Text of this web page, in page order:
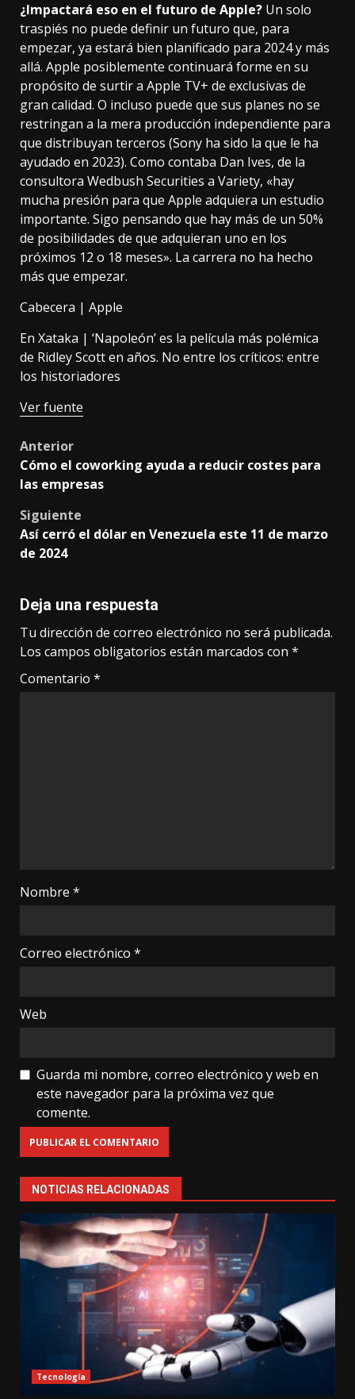
¿Impactará eso en el futuro de Apple? Un solo
traspiés no puede definir un futuro que, para
empezar, ya estará bien planificado para 2024 y más
allá. Apple posiblemente continuará forme en su
propósito de surtir a Apple TV+ de exclusivas de
gran calidad. O incluso puede que sus planes no se
restringan a la mera producción independiente para
que distribuyan terceros (Sony ha sido la que le ha
ayudado en 2023). Como contaba Dan Ives, de la
consultora Wedbush Securities a Variety, «hay
mucha presión para que Apple adquiera un estudio
importante. Sigo pensando que hay más de un 50%
de posibilidades de que adquieran uno en los
próximos 12 o 18 meses». La carrera no ha hecho
más que empezar.
Cabecera | Apple
En Xataka | ‘Napoleón’ es la película más polémica
de Ridley Scott en años. No entre los críticos: entre
los historiadores
Ver fuente
Post
navigation
Anterior
Cómo el coworking ayuda a reducir costes para
las empresas
Siguiente
Así cerró el dólar en Venezuela este 11 de marzo
de 2024
Deja una respuesta
Tu dirección de correo electrónico no será publicada.
Los campos obligatorios están marcados con *
Comentario *
Nombre *
Correo electrónico *
Web
Guarda mi nombre, correo electrónico y web en
este navegador para la próxima vez que
comente.
NOTICIAS RELACIONADAS
Tecnología